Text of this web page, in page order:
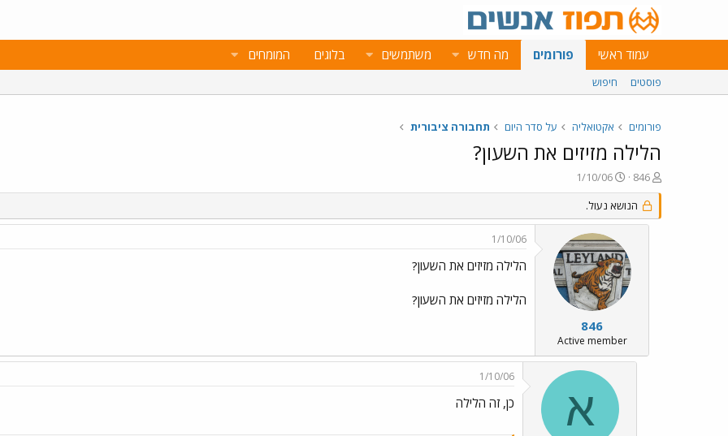
עמוד ראשי פורומים מה חדש משתמשים בלוגים המומחים
פוסטים חיפוש
פורומים אקטואליה על סדר היום תחבורה ציבורית
הלילה מזיזים את השעון?
פ
ו
ת
ח
846
פ
ו
ר
ס
ם
ב
ת
א
ר
י
1/10/06
הנושא נעול.
846
Active member
1/10/06
הלילה מזיזים את השעון?
הלילה מזיזים את השעון?
א
1/10/06
כן, זה הלילה